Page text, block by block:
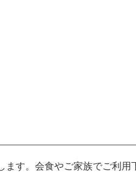
す。会食やご家族でご利用